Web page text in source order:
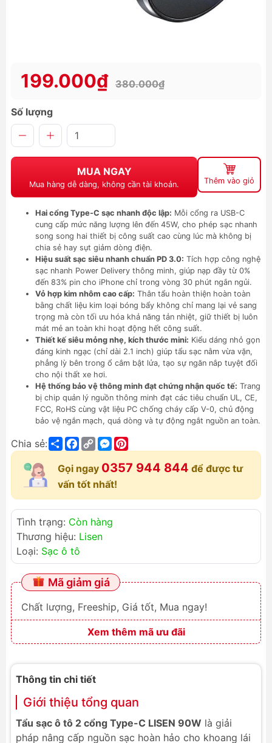
199.000₫ 380.000₫
Số lượng
MUA NGAY
Mua hàng dễ dàng, không cần tài khoản. Thêm vào giỏ
Hai cổng Type-C sạc nhanh độc lập: Mỗi cổng ra USB-C
cung cấp mức năng lượng lên đến 45W, cho phép sạc nhanh
song song hai thiết bị công suất cao cùng lúc mà không bị
chia sẻ hay sụt giảm dòng điện.
Hiệu suất sạc siêu nhanh chuẩn PD 3.0: Tích hợp công nghệ
sạc nhanh Power Delivery thông minh, giúp nạp đầy từ 0%
đến 83% pin cho iPhone chỉ trong vòng 30 phút ngắn ngủi.
Vỏ hợp kim nhôm cao cấp: Thân tẩu hoàn thiện hoàn toàn
bằng chất liệu kim loại bóng bẩy không chỉ mang lại vẻ sang
trọng mà còn tối ưu hóa khả năng tản nhiệt, giữ thiết bị luôn
mát mẻ an toàn khi hoạt động hết công suất.
Thiết kế siêu mỏng nhẹ, kích thước mini: Kiểu dáng nhỏ gọn
đáng kinh ngạc (chỉ dài 2.1 inch) giúp tẩu sạc nằm vừa vặn,
phẳng lỳ bên trong ổ cắm bật lửa, tạo sự ngăn nắp tuyệt đối
cho nội thất xe hơi.
Hệ thống bảo vệ thông minh đạt chứng nhận quốc tế: Trang
bị chip quản lý nguồn thông minh đạt các tiêu chuẩn UL, CE,
FCC, RoHS cùng vật liệu PC chống cháy cấp V-0, chủ động
bảo vệ ngắn mạch, quá dòng và tự động ngắt nguồn an toàn.
Chia sẻ: ShareFacebook
Copy
Link
Messenger
Gọi ngay 0357 944 844 để được tư
vấn tốt nhất!
Tình trạng: Còn hàng
Thương hiệu: Lisen
Loại: Sạc ô tô
Mã giảm giá
Chất lượng, Freeship, Giá tốt, Mua ngay!
Xem thêm mã ưu đãi
Thông tin chi tiết
Giới thiệu tổng quan
Tẩu sạc ô tô 2 cổng Type-C LISEN 90W là giải
pháp nâng cấp nguồn sạc hoàn hảo cho khoang lái